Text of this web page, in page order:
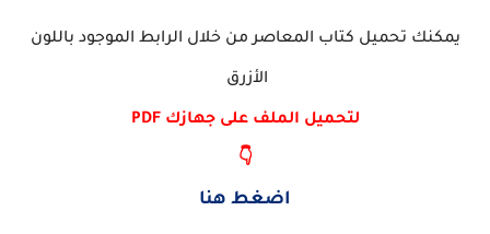
يمكنك تحميل كتاب المعاصر من خلال الرابط الموجود باللون
الأزرق
لتحميل الملف على جهازك PDF
👇
اضغط هنا